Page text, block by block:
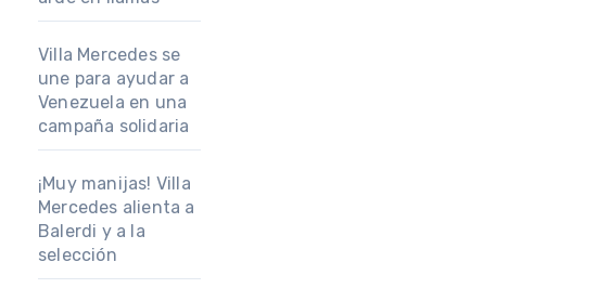
Villa Mercedes se
une para ayudar a
Venezuela en una
campaña solidaria
¡Muy manijas! Villa
Mercedes alienta a
Balerdi y a la
selección